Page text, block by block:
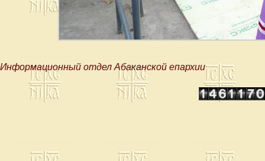
Информационный отдел Абаканской епархии